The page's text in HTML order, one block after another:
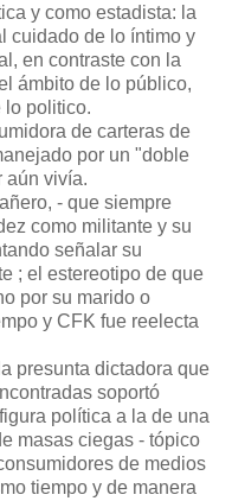
y como estadista: la
cuidado de lo íntimo y
en contraste con la
ámbito de lo público,
lo politico.
de carteras de
por un "doble
aún vivía.
- que siempre
como militante y su
señalar su
; el estereotipo de que
por su marido o
y CFK fue reelecta
presunta dictadora que
soportó
política a la de una
masas ciegas - tópico
de medios
tiempo y de manera